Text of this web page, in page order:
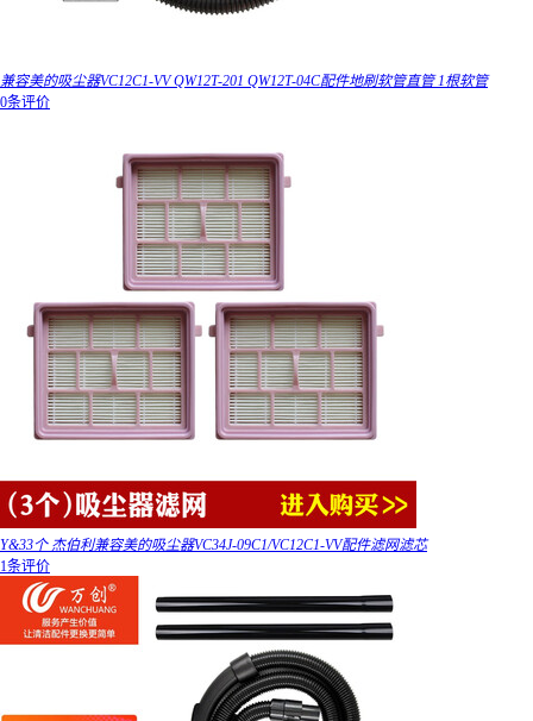
兼容美的吸尘器VC12C1-VV QW12T-201 QW12T-04C配件地刷软管直管 1根软管
0条评价
Y&33个 杰伯利兼容美的吸尘器VC34J-09C1/VC12C1-VV配件滤网滤芯
1条评价